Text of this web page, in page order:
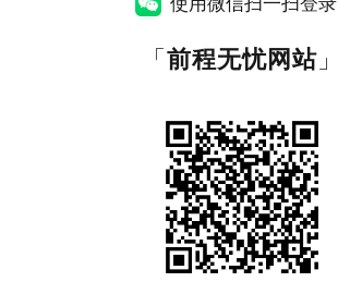
「前程无忧网站」